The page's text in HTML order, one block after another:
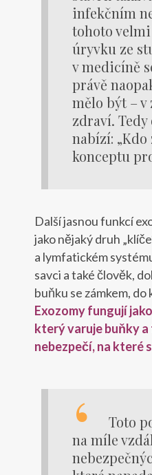
infekčním
tohoto
úryvku ze
v medicíně
právě
mělo být – v
zdraví. Tedy
nabízí:
konceptu
Další jasnou funkcí
jako nějaký druh
a lymfatickém
savci a také člověk,
buňku se zámkem,
Exozomy fungují
který varuje buňky
nebezpečí, na které
Toto
na míle